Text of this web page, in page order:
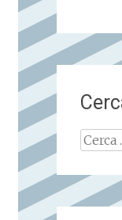
Ricerca